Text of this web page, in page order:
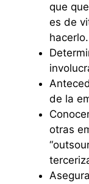
que
es de
hacerlo.
de la
otras